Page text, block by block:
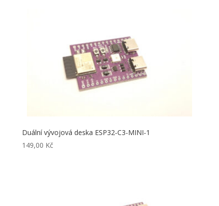
Duální vývojová deska ESP32-C3-MINI-1
149,00 Kč